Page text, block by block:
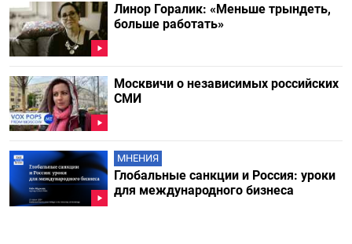
Линор Горалик: «Меньше трындеть,
больше работать»
Москвичи о независимых российских
СМИ
МНЕНИЯ
Глобальные санкции и Россия: уроки
для международного бизнеса